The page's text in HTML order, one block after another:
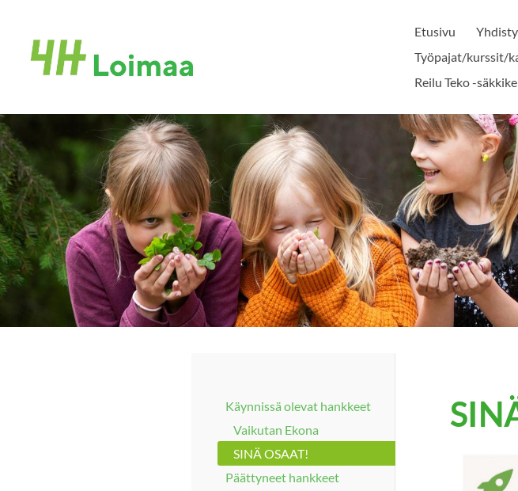
sivun
sisältöön
Loimaan 4H-Yhdistys ry
Etusivu
Työpajat/kurssit/
Reilu Teko -
Käynnissä olevat hankkeet
Vaikutan Ekona
SINÄ OSAAT!
Päättyneet hankkeet